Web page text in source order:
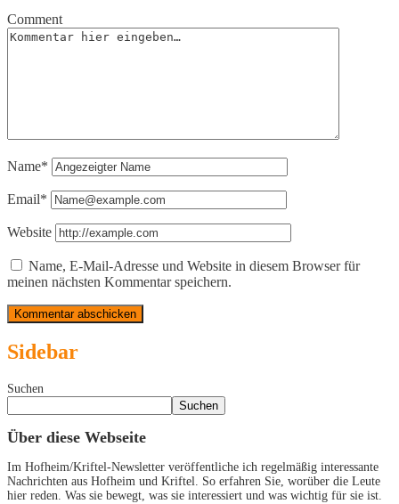
Comment
Name*
Email*
Website
Name, E-Mail-Adresse und Website in diesem Browser für
meinen nächsten Kommentar speichern.
Sidebar
Suchen
Suchen
Über diese Webseite
Im Hofheim/Kriftel-Newsletter veröffentliche ich regelmäßig interessante
Nachrichten aus Hofheim und Kriftel. So erfahren Sie, worüber die Leute
hier reden. Was sie bewegt, was sie interessiert und was wichtig für sie ist.